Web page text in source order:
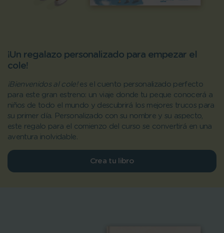
¡Un regalazo personalizado para empezar el
cole!
¡Bienvenidos al cole! es el cuento personalizado perfecto
para este gran estreno: un viaje donde tu peque conocerá a
niños de todo el mundo y descubrirá los mejores trucos para
su primer día. Personalizado con su nombre y su aspecto,
este regalo para el comienzo del curso se convertirá en una
aventura inolvidable.
Crea tu libro